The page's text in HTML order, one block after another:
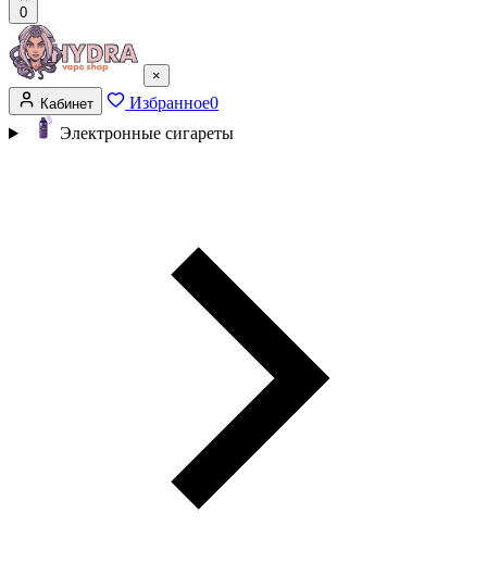
0
×
Кабинет
Избранное0
Электронные сигареты